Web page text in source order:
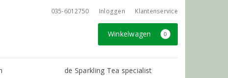
035-6012750 Inloggen Klantenservice
Winkelwagen 0
de Sparkling Tea specialist